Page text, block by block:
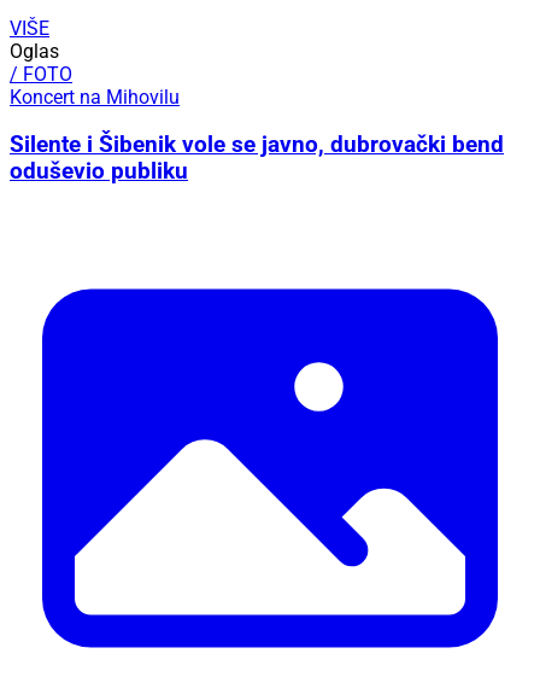
VIŠE
Oglas
/ FOTO
Koncert na Mihovilu
Silente i Šibenik vole se javno, dubrovački bend
oduševio publiku